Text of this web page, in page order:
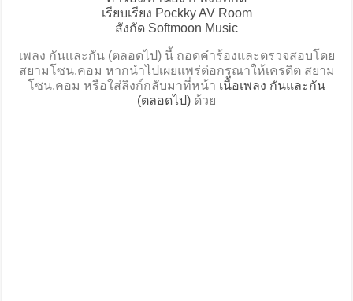
เรียบเรียง Pockky AV Room
สังกัด Softmoon Music
เพลง กันและกัน (ตลอดไป) นี้ ถอดคำร้องและตรวจสอบโดย
สยามโซน.คอม หากนำไปเผยแพร่ต่อกรุณาให้เครดิต สยาม
โซน.คอม หรือใส่ลิงก์กลับมาที่หน้า เนื้อเพลง กันและกัน
(ตลอดไป) ด้วย